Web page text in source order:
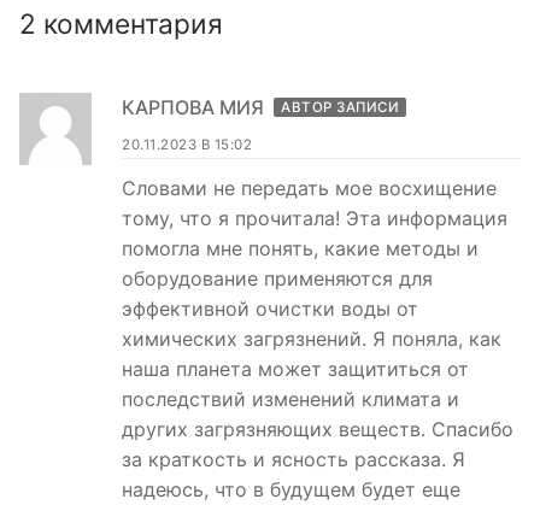
2 комментария
КАРПОВА МИЯ АВТОР ЗАПИСИ
20.11.2023 В 15:02
Словами не передать мое восхищение
тому, что я прочитала! Эта информация
помогла мне понять, какие методы и
оборудование применяются для
эффективной очистки воды от
химических загрязнений. Я поняла, как
наша планета может защититься от
последствий изменений климата и
других загрязняющих веществ. Спасибо
за краткость и ясность рассказа. Я
надеюсь, что в будущем будет еще